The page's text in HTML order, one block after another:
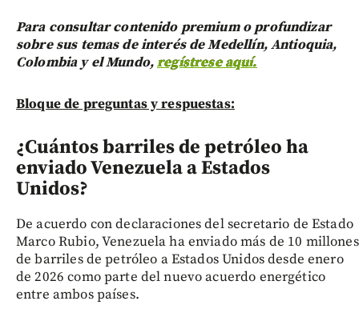
Para consultar contenido premium o profundizar
sobre sus temas de interés de Medellín, Antioquia,
Colombia y el Mundo,regístrese aquí.
Bloque de preguntas y respuestas:
¿Cuántos barriles de petróleo ha
enviado Venezuela a Estados
Unidos?
De acuerdo con declaraciones del secretario de Estado
Marco Rubio, Venezuela ha enviado más de 10 millones
de barriles de petróleo a Estados Unidos desde enero
de 2026 como parte del nuevo acuerdo energético
entre ambos países.